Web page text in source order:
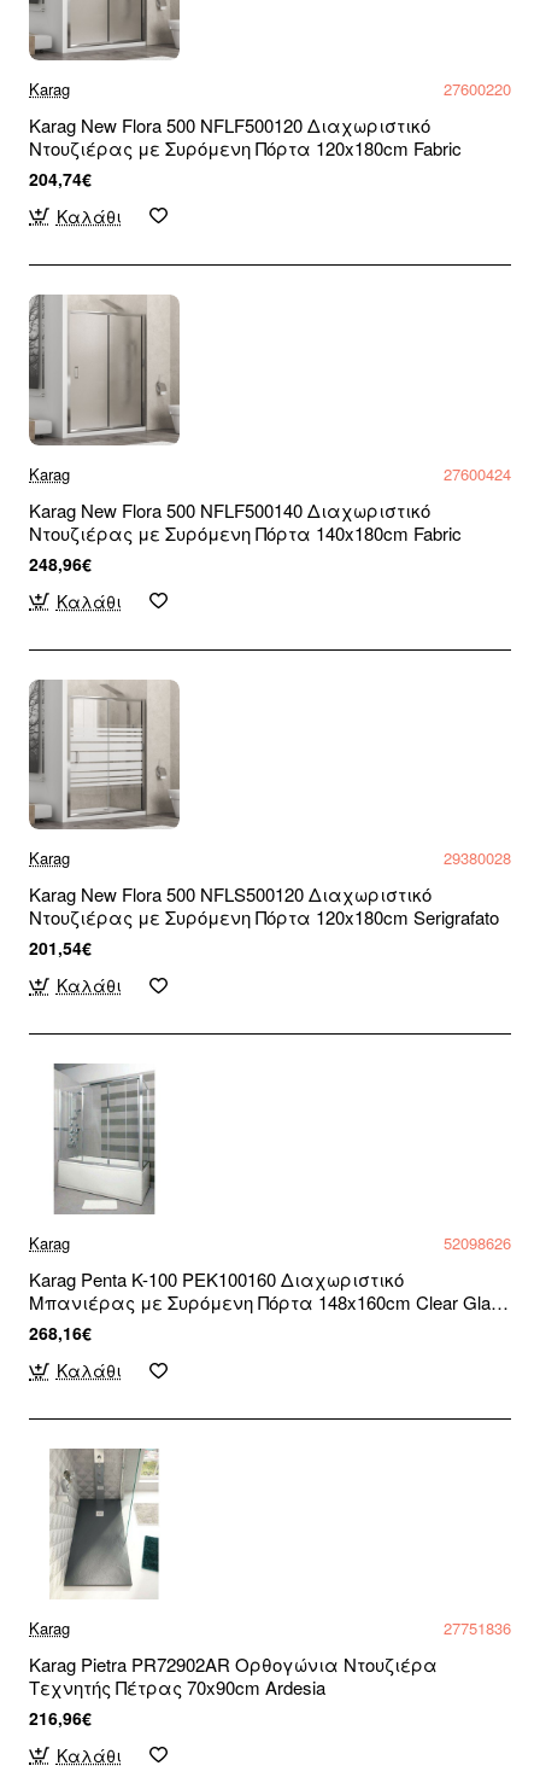
Karag 27600220
Karag New Flora 500 NFLF500120 Διαχωριστικό
Ντουζιέρας με Συρόμενη Πόρτα 120x180cm Fabric
204,74€
Καλάθι
Karag 27600424
Karag New Flora 500 NFLF500140 Διαχωριστικό
Ντουζιέρας με Συρόμενη Πόρτα 140x180cm Fabric
248,96€
Καλάθι
Karag 29380028
Karag New Flora 500 NFLS500120 Διαχωριστικό
Ντουζιέρας με Συρόμενη Πόρτα 120x180cm Serigrafato
201,54€
Καλάθι
Karag 52098626
Karag Penta K-100 PEK100160 Διαχωριστικό
Μπανιέρας με Συρόμενη Πόρτα 148x160cm Clear Glass
Chrome
268,16€
Καλάθι
Karag 27751836
Karag Pietra PR72902AR Ορθογώνια Ντουζιέρα
Τεχνητής Πέτρας 70x90cm Ardesia
216,96€
Καλάθι